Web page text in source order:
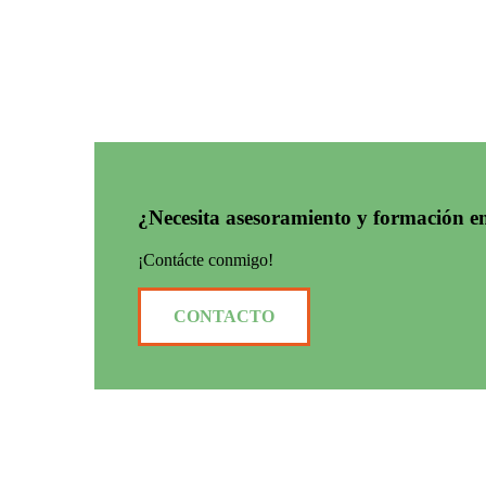
¿Necesita asesoramiento y formación
¡Contácte conmigo!
CONTACTO